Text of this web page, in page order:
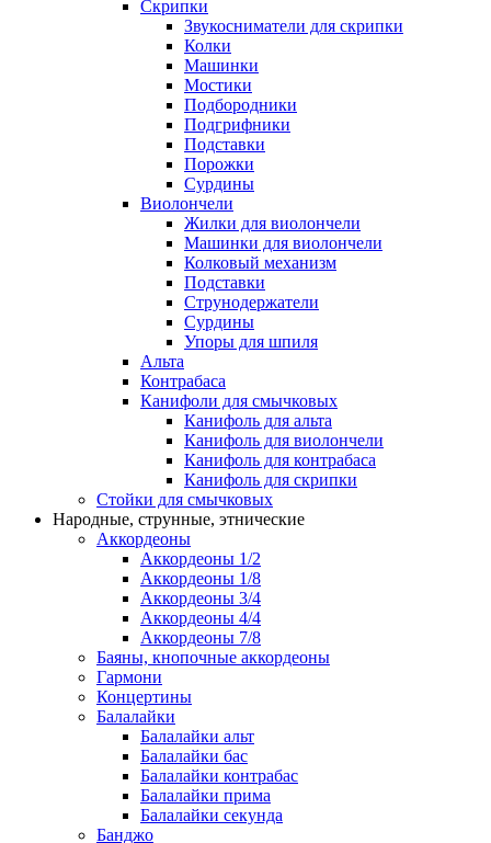
Скрипки
Звукосниматели для скрипки
Колки
Машинки
Мостики
Подбородники
Подгрифники
Подставки
Порожки
Сурдины
Виолончели
Жилки для виолончели
Машинки для виолончели
Колковый механизм
Подставки
Струнодержатели
Сурдины
Упоры для шпиля
Альта
Контрабаса
Канифоли для смычковых
Канифоль для альта
Канифоль для виолончели
Канифоль для контрабаса
Канифоль для скрипки
Стойки для смычковых
Народные, струнные, этнические
Аккордеоны
Аккордеоны 1/2
Аккордеоны 1/8
Аккордеоны 3/4
Аккордеоны 4/4
Аккордеоны 7/8
Баяны, кнопочные аккордеоны
Гармони
Концертины
Балалайки
Балалайки альт
Балалайки бас
Балалайки контрабас
Балалайки прима
Балалайки секунда
Банджо